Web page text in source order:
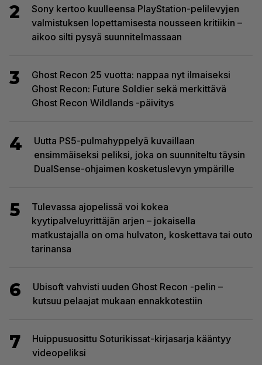
2
Sony kertoo kuulleensa PlayStation-pelilevyjen
valmistuksen lopettamisesta nousseen kritiikin –
aikoo silti pysyä suunnitelmassaan
3
Ghost Recon 25 vuotta: nappaa nyt ilmaiseksi
Ghost Recon: Future Soldier sekä merkittävä
Ghost Recon Wildlands -päivitys
4
Uutta PS5-pulmahyppelyä kuvaillaan
ensimmäiseksi peliksi, joka on suunniteltu täysin
DualSense-ohjaimen kosketuslevyn ympärille
5
Tulevassa ajopelissä voi kokea
kyytipalveluyrittäjän arjen – jokaisella
matkustajalla on oma hulvaton, koskettava tai outo
tarinansa
6
Ubisoft vahvisti uuden Ghost Recon -pelin –
kutsuu pelaajat mukaan ennakkotestiin
7
Huippusuosittu Soturikissat-kirjasarja kääntyy
videopeliksi